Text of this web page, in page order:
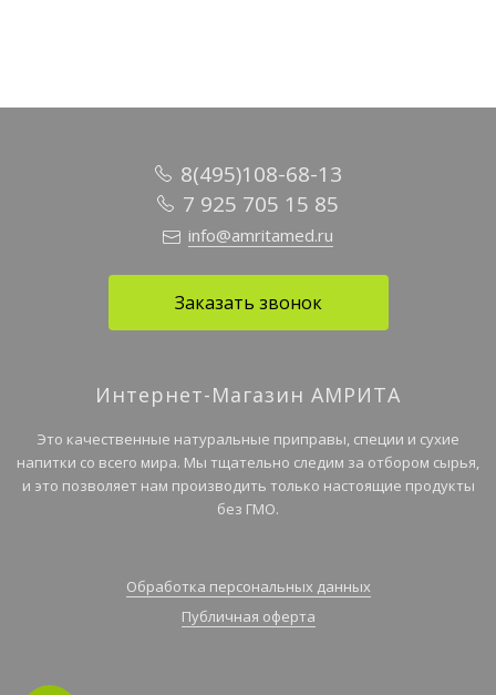
8(495)108-68-13
7 925 705 15 85
info@amritamed.ru
Заказать звонок
Интернет-Магазин АМРИТА
Это качественные натуральные приправы, специи и сухие
напитки со всего мира. Мы тщательно следим за отбором сырья,
и это позволяет нам производить только настоящие продукты
без ГМО.
Обработка персональных данных
Публичная оферта